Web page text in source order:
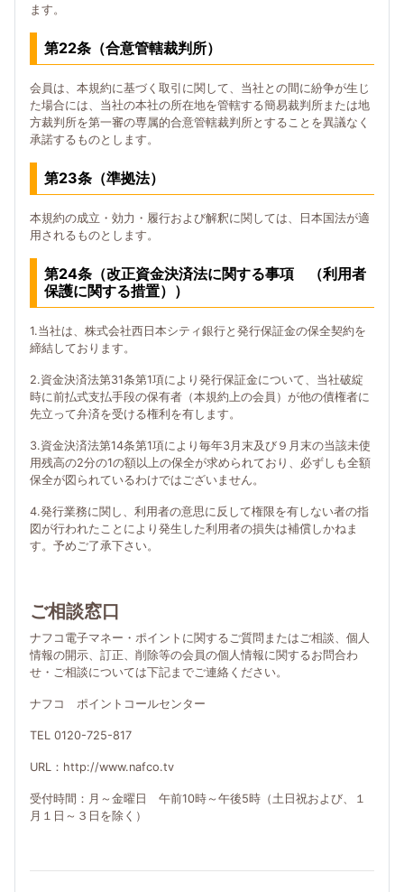
ます。
第22条（合意管轄裁判所）
会員は、本規約に基づく取引に関して、当社との間に紛争が生じ
た場合には、当社の本社の所在地を管轄する簡易裁判所または地
方裁判所を第一審の専属的合意管轄裁判所とすることを異議なく
承諾するものとします。
第23条（準拠法）
本規約の成立・効力・履行および解釈に関しては、日本国法が適
用されるものとします。
第24条（改正資金決済法に関する事項 （利用者
保護に関する措置））
1.当社は、株式会社西日本シティ銀行と発行保証金の保全契約を
締結しております。
2.資金決済法第31条第1項により発行保証金について、当社破綻
時に前払式支払手段の保有者（本規約上の会員）が他の債権者に
先立って弁済を受ける権利を有します。
3.資金決済法第14条第1項により毎年3月末及び９月末の当該未使
用残高の2分の1の額以上の保全が求められており、必ずしも全額
保全が図られているわけではございません。
4.発行業務に関し、利用者の意思に反して権限を有しない者の指
図が行われたことにより発生した利用者の損失は補償しかねま
す。予めご了承下さい。
ご相談窓口
ナフコ電子マネー・ポイントに関するご質問またはご相談、個人
情報の開示、訂正、削除等の会員の個人情報に関するお問合わ
せ・ご相談については下記までご連絡ください。
ナフコ ポイントコールセンター
TEL 0120-725-817
URL：http://www.nafco.tv
受付時間：月～金曜日 午前10時～午後5時（土日祝および、１
月１日～３日を除く）